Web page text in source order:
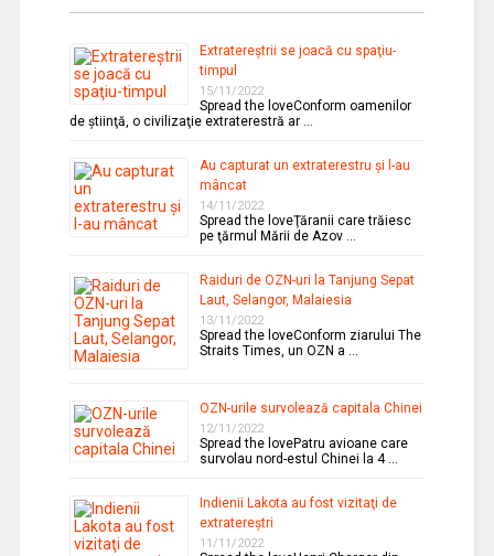
Extratereştrii se joacă cu spaţiu-
timpul
15/11/2022
Spread the loveConform oamenilor
de ştiinţă, o civilizaţie extraterestră ar …
Au capturat un extraterestru şi l-au
mâncat
14/11/2022
Spread the loveŢăranii care trăiesc
pe ţărmul Mării de Azov …
Raiduri de OZN-uri la Tanjung Sepat
Laut, Selangor, Malaiesia
13/11/2022
Spread the loveConform ziarului The
Straits Times, un OZN a …
OZN-urile survolează capitala Chinei
12/11/2022
Spread the lovePatru avioane care
survolau nord-estul Chinei la 4 …
Indienii Lakota au fost vizitaţi de
extratereştri
11/11/2022